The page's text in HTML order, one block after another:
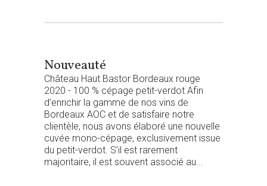
Nouveauté
Château Haut Bastor Bordeaux rouge
2020 - 100 % cépage petit-verdot Afin
d’enrichir la gamme de nos vins de
Bordeaux AOC et de satisfaire notre
clientèle, nous avons élaboré une nouvelle
cuvée mono-cépage, exclusivement issue
du petit-verdot. S’il est rarement
majoritaire, il est souvent associé au...